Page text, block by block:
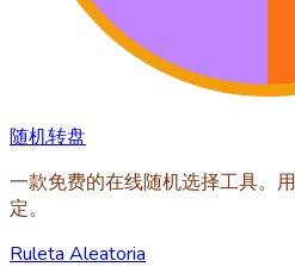
随机转盘
一款免费的在线随机选择工具。
定。
Ruleta Aleatoria